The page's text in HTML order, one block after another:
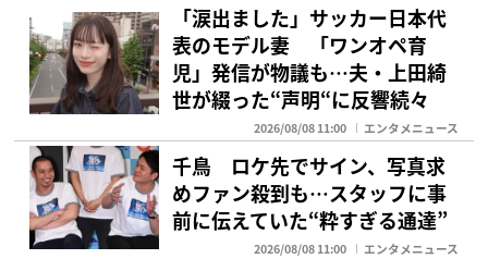
「涙出ました」サッカー日本代
表のモデル妻 「ワンオペ育
児」発信が物議も…夫・上田綺
世が綴った“声明“に反響続々
2026/08/08 11:00 エンタメニュース
千鳥 ロケ先でサイン、写真求
めファン殺到も…スタッフに事
前に伝えていた“粋すぎる通達”
2026/08/08 11:00 エンタメニュース